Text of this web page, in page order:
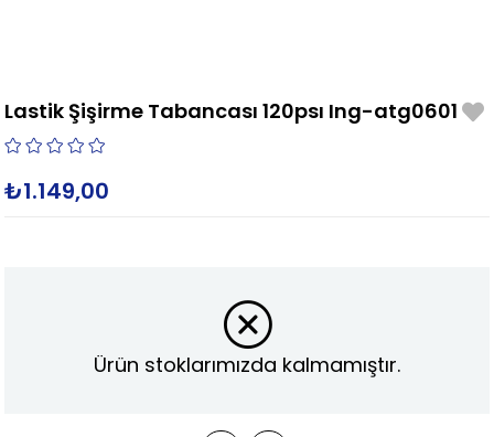
Lastik Şişirme Tabancası 120psı Ing-atg0601
₺1.149,00
Ürün stoklarımızda kalmamıştır.